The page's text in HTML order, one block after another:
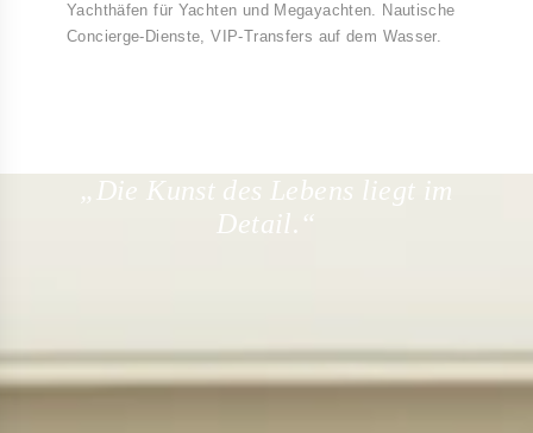
Yachthäfen für Yachten und Megayachten. Nautische
Concierge-Dienste, VIP-Transfers auf dem Wasser.
„Die Kunst des Lebens liegt im
Detail.“